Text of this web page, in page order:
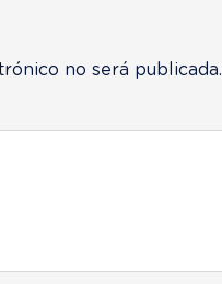
no será publicada.